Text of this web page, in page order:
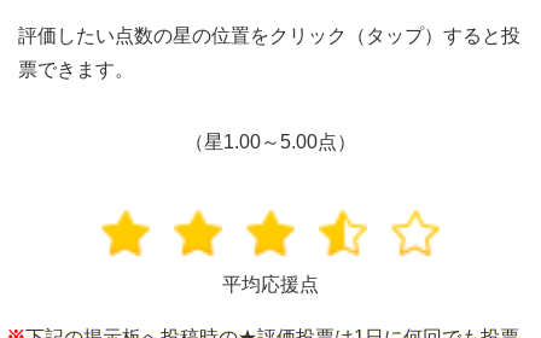
評価したい点数の星の位置をクリック（タップ）すると投
票できます。
（星1.00～5.00点）
平均応援点